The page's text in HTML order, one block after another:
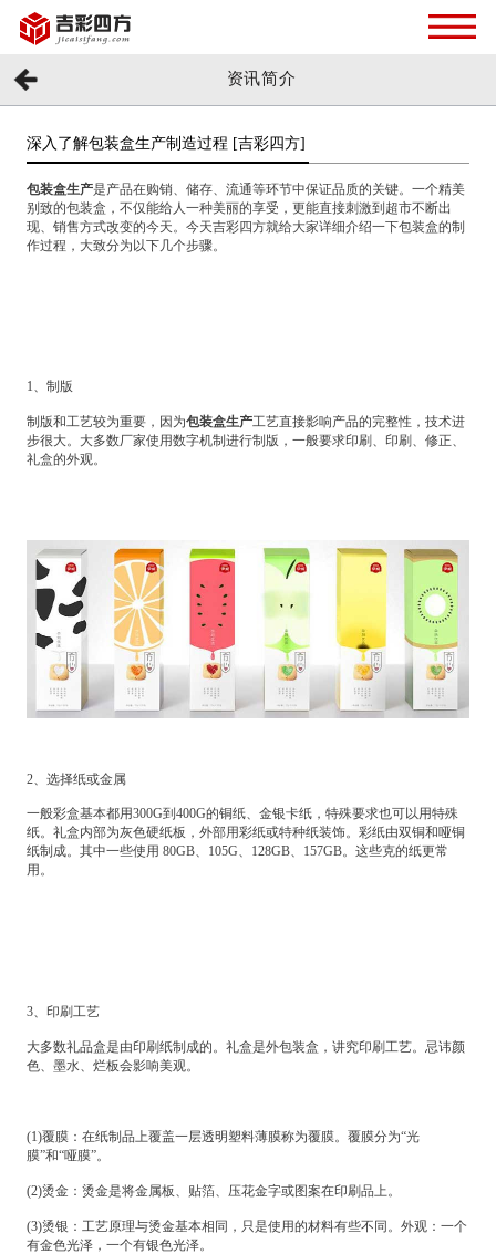
资讯简介
深入了解包装盒生产制造过程 [吉彩四方]
包装盒生产是产品在购销、储存、流通等环节中保证品质的关键。一个精美
别致的包装盒，不仅能给人一种美丽的享受，更能直接刺激到超市不断出
现、销售方式改变的今天。今天吉彩四方就给大家详细介绍一下包装盒的制
作过程，大致分为以下几个步骤。
1、制版
制版和工艺较为重要，因为包装盒生产工艺直接影响产品的完整性，技术进
步很大。大多数厂家使用数字机制进行制版，一般要求印刷、印刷、修正、
礼盒的外观。
2、选择纸或金属
一般彩盒基本都用300G到400G的铜纸、金银卡纸，特殊要求也可以用特殊
纸。礼盒内部为灰色硬纸板，外部用彩纸或特种纸装饰。彩纸由双铜和哑铜
纸制成。其中一些使用 80GB、105G、128GB、157GB。这些克的纸更常
用。
3、印刷工艺
大多数礼品盒是由印刷纸制成的。礼盒是外包装盒，讲究印刷工艺。忌讳颜
色、墨水、烂板会影响美观。
(1)覆膜：在纸制品上覆盖一层透明塑料薄膜称为覆膜。覆膜分为“光
膜”和“哑膜”。
(2)烫金：烫金是将金属板、贴箔、压花金字或图案在印刷品上。
(3)烫银：工艺原理与烫金基本相同，只是使用的材料有些不同。外观：一个
有金色光泽，一个有银色光泽。